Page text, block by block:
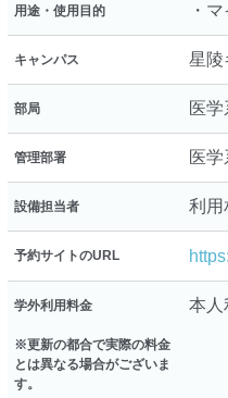
用途・使用目的 ・
キャンパス 星陵
部局 医
管理部署 医
設備担当者 利用
予約サイトのURL
学外利用料金
※更新の都合で実際の料金
とは異なる場合がございま
す。
本人